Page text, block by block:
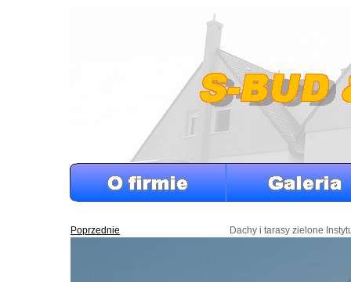
Poprzednie Dachy i tarasy zielone